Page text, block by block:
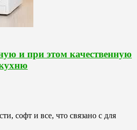
и при этом качественную
софт и все, что связано с для